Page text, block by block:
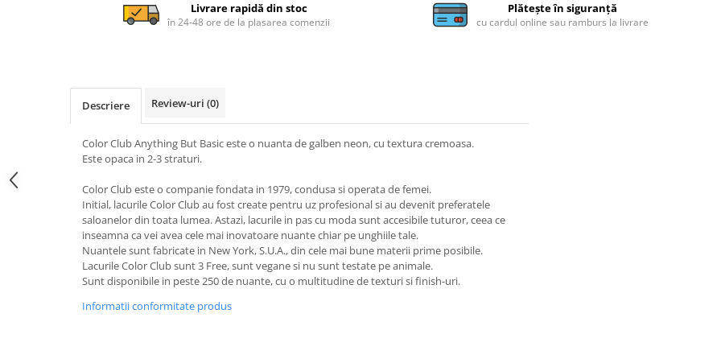
Livrare rapidă din stoc
în 24-48 ore de la plasarea comenzii
Plătește în siguranță
cu cardul online sau ramburs la livrare
Descriere Review-uri (0)
Color Club Anything But Basic este o nuanta de galben neon, cu textura cremoasa.
Este opaca in 2-3 straturi.
Color Club este o companie fondata in 1979, condusa si operata de femei.
Initial, lacurile Color Club au fost create pentru uz profesional si au devenit preferatele
saloanelor din toata lumea. Astazi, lacurile in pas cu moda sunt accesibile tuturor, ceea ce
inseamna ca vei avea cele mai inovatoare nuante chiar pe unghiile tale.
Nuantele sunt fabricate in New York, S.U.A., din cele mai bune materii prime posibile.
Lacurile Color Club sunt 3 Free, sunt vegane si nu sunt testate pe animale.
Sunt disponibile in peste 250 de nuante, cu o multitudine de texturi si finish-uri.
Informatii conformitate produs